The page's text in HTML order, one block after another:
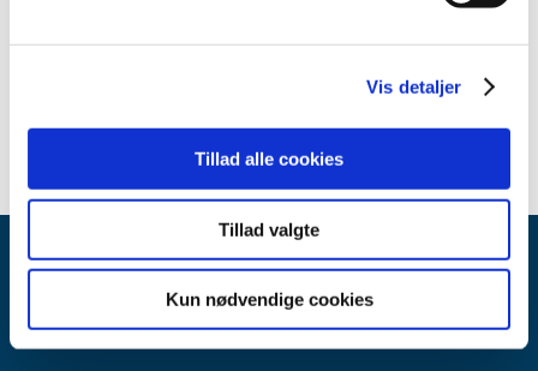
Vis detaljer
Tillad alle cookies
Tillad valgte
Kun nødvendige cookies
2007 (3)